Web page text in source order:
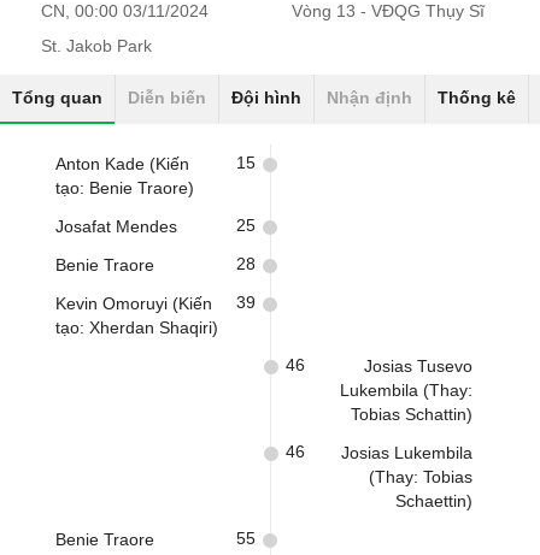
CN, 00:00 03/11/2024
Vòng 13 - VĐQG Thụy Sĩ
St. Jakob Park
Tổng quan Diễn biến Đội hình Nhận định Thống kê
Anton Kade (Kiến
tạo: Benie Traore)
15
Josafat Mendes 25
Benie Traore 28
Kevin Omoruyi (Kiến
tạo: Xherdan Shaqiri)
39
Josias Tusevo
Lukembila (Thay:
Tobias Schattin)
46
Josias Lukembila
(Thay: Tobias
Schaettin)
46
Benie Traore 55